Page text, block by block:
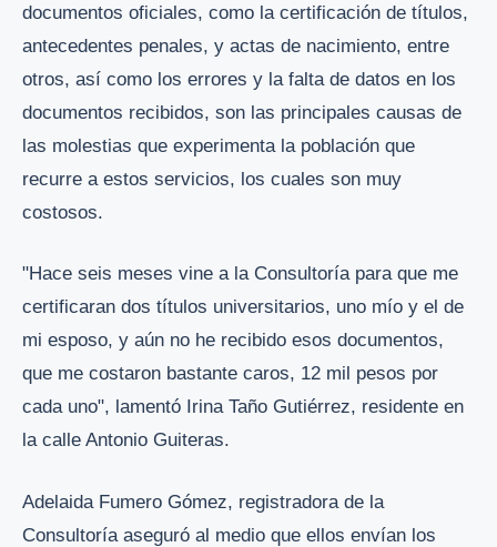
documentos oficiales, como la certificación de títulos,
antecedentes penales, y actas de nacimiento, entre
otros, así como los errores y la falta de datos en los
documentos recibidos, son las principales causas de
las molestias que experimenta la población que
recurre a estos servicios, los cuales son muy
costosos.
"Hace seis meses vine a la Consultoría para que me
certificaran dos títulos universitarios, uno mío y el de
mi esposo, y aún no he recibido esos documentos,
que me costaron bastante caros, 12 mil pesos por
cada uno", lamentó Irina Taño Gutiérrez, residente en
la calle Antonio Guiteras.
Adelaida Fumero Gómez, registradora de la
Consultoría aseguró al medio que ellos envían los